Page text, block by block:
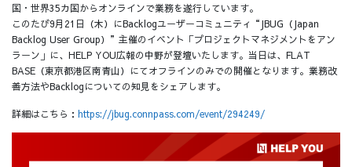
チームインタビュー02 チームインタビュー03
お問い合わせ
国・世界35カ国からオンラインで業務を遂行しています。
このたび9月21日（木）にBacklogユーザーコミュニティ“JBUG（Japan
Backlog User Group）”主催のイベント「プロジェクトマネジメントをアン
ラーン」に、HELP YOU広報の中野が登壇いたします。当日は、FLAT
BASE（東京都港区南青山）にてオフラインのみでの開催となります。業務改
善方法やBacklogについての知見をシェアします。
詳細はこちら： https://jbug.connpass.com/event/294249/